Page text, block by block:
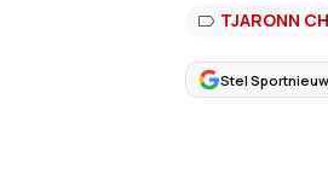
TJARONN
Stel